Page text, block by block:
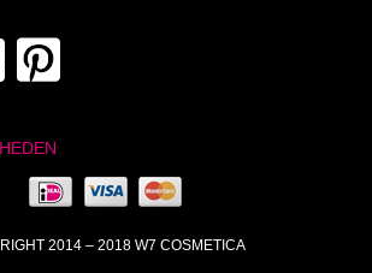
2014 – 2018 W7 COSMETICA